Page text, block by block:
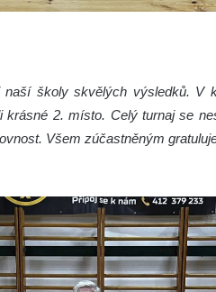
školy skvělých výsledků. V
2. místo. Celý turnaj se
Všem zúčastněným